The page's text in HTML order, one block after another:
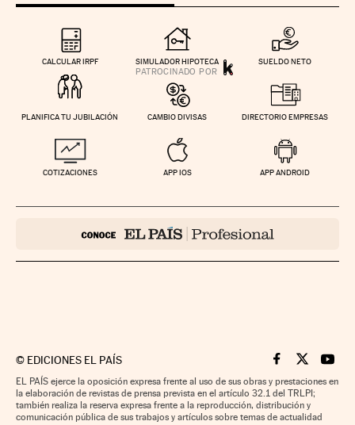
CALCULAR IRPF SIMULADOR HIPOTECA SUELDO NETO
PLANIFICA TU JUBILACIÓN CAMBIO DIVISAS DIRECTORIO EMPRESAS
COTIZACIONES APP IOS APP ANDROID
© EDICIONES EL PAÍS Cinco Días en
Cinco Días
Cinco
EL PAÍS ejerce la oposición expresa frente al uso de sus obras y prestaciones en
la elaboración de revistas de prensa prevista en el artículo 32.1 del TRLPI;
también realiza la reserva expresa frente a la reproducción, distribución y
comunicación pública de sus trabajos y artículos sobre temas de actualidad